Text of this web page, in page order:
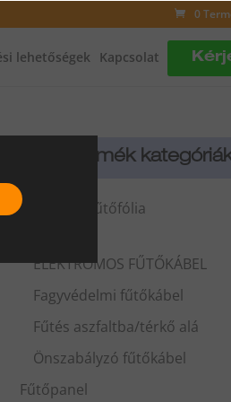
0
lehetőségek Kapcsolat
Termék
Fűtőfilm - Fűtőfólia
ELEKTROMOS FŰTŐKÁBEL
Fagyvédelmi fűtőkábel
Fűtés aszfaltba/térkő alá
Önszabályzó fűtőkábel
Fűtőpanel